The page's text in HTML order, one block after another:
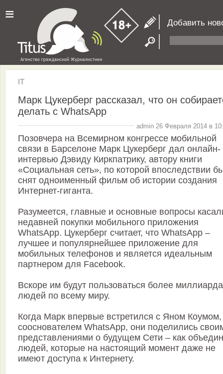
≡ Добавить
IT
Марк Цукерберг рассказал, что он
делать с WhatsApp
admin 26 Февраля 2014 в
Позовчера на Всемирном конгрессе мобильной
связи в Барселоне Марк Цукерберг дал онлайн-
интервью Дэвиду Киркпатрику, автору книги
«Социальная сеть», по которой впоследствии
снят одноименный фильм об истории создания
Интернет-гиганта.
Разумеется, главные и основные вопросы
недавней покупки мобильного приложения
WhatsApp. Цукерберг считает, что WhatsApp –
лучшее и популярнейшее приложение для
мобильных телефонов и является идеальным
партнером для Facebook.
Вскоре им будут пользоваться более миллиарда
людей по всему миру.
Когда Марк впервые встретился с Яном Коумом,
сооснователем WhatsApp, они поделились
представлениями о будущем Сети – как
людей, которые на настоящий момент даже не
имеют доступа к Интернету.